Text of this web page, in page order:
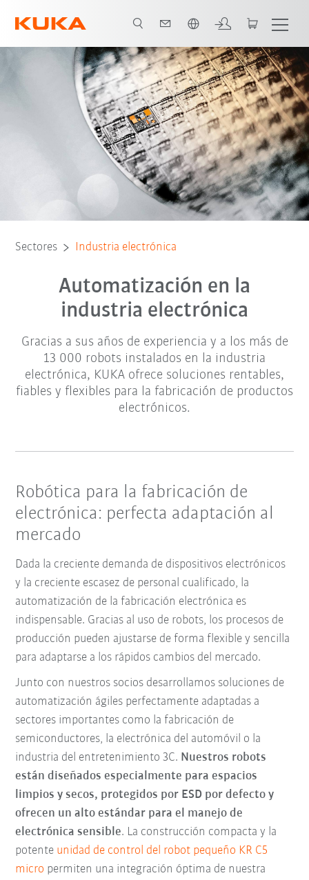
de aplicación Robótica Modelos especiales de robot Contacto
Sectores Industria electrónica
Automatización en la
industria electrónica
Gracias a sus años de experiencia y a los más de
13 000 robots instalados en la industria
electrónica, KUKA ofrece soluciones rentables,
fiables y flexibles para la fabricación de productos
electrónicos.
Robótica para la fabricación de
electrónica: perfecta adaptación al
mercado
Dada la creciente demanda de dispositivos electrónicos
y la creciente escasez de personal cualificado, la
automatización de la fabricación electrónica es
indispensable. Gracias al uso de robots, los procesos de
producción pueden ajustarse de forma flexible y sencilla
para adaptarse a los rápidos cambios del mercado.
Junto con nuestros socios desarrollamos soluciones de
automatización ágiles perfectamente adaptadas a
sectores importantes como la fabricación de
semiconductores, la electrónica del automóvil o la
industria del entretenimiento 3C. Nuestros robots
están diseñados especialmente para espacios
limpios y secos, protegidos por ESD por defecto y
ofrecen un alto estándar para el manejo de
electrónica sensible. La construcción compacta y la
potente unidad de control del robot pequeño KR C5
micro permiten una integración óptima de nuestra